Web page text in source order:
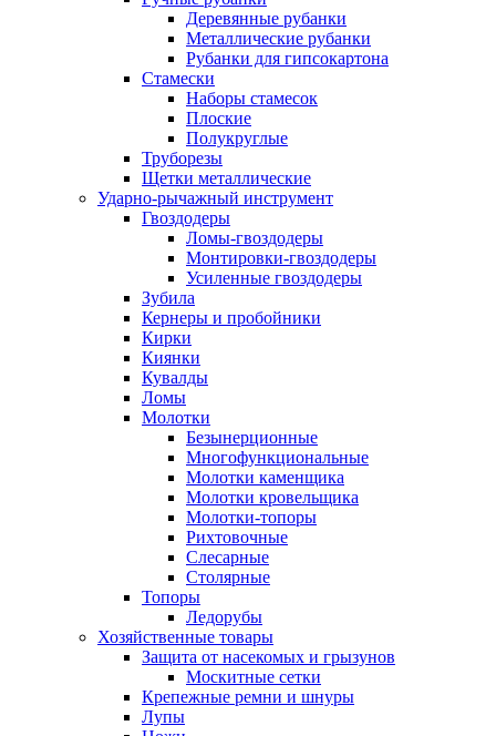
Деревянные рубанки
Металлические рубанки
Рубанки для гипсокартона
Стамески
Наборы стамесок
Плоские
Полукруглые
Труборезы
Щетки металлические
Ударно-рычажный инструмент
Гвоздодеры
Ломы-гвоздодеры
Монтировки-гвоздодеры
Усиленные гвоздодеры
Зубила
Кернеры и пробойники
Кирки
Киянки
Кувалды
Ломы
Молотки
Безынерционные
Многофункциональные
Молотки каменщика
Молотки кровельщика
Молотки-топоры
Рихтовочные
Слесарные
Столярные
Топоры
Ледорубы
Хозяйственные товары
Защита от насекомых и грызунов
Москитные сетки
Крепежные ремни и шнуры
Лупы